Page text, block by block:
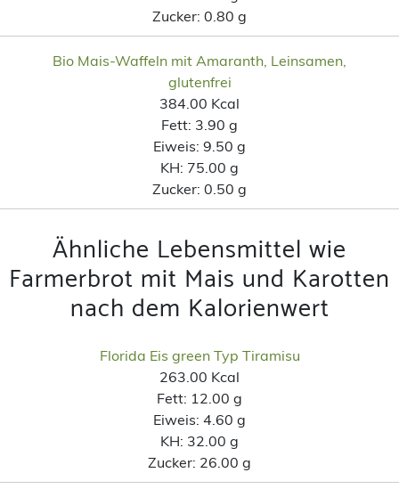
Zucker: 0.80 g
Bio Mais-Waffeln mit Amaranth, Leinsamen,
glutenfrei
384.00 Kcal
Fett: 3.90 g
Eiweis: 9.50 g
KH: 75.00 g
Zucker: 0.50 g
Ähnliche Lebensmittel wie
Farmerbrot mit Mais und Karotten
nach dem Kalorienwert
Florida Eis green Typ Tiramisu
263.00 Kcal
Fett: 12.00 g
Eiweis: 4.60 g
KH: 32.00 g
Zucker: 26.00 g